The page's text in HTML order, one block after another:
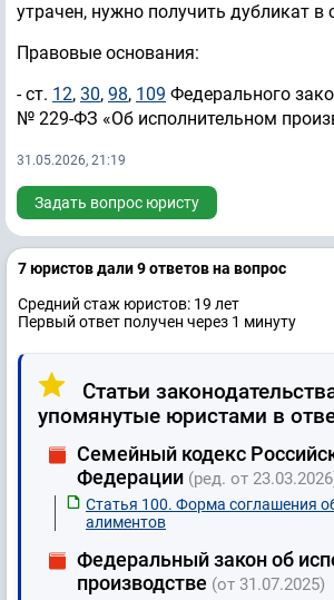
утрачен, нужно получить дубликат в
Правовые основания:
- ст. 12, 30, 98, 109 Федерального
№ 229-ФЗ «Об исполнительном
31.05.2026, 21:19
Задать вопрос юристу
7 юристов дали 9 ответов на вопрос
Средний стаж юристов: 19 лет
Первый ответ получен через 1 минуту
Статьи
упомянутые юристами в
Семейный кодекс
Федерации (ред. от
Статья 100. Форма соглашения
алиментов
Федеральный закон об
производстве (от 31.07.2025)